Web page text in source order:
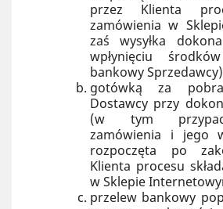
przez Klienta
zamówienia w
zaś wysyłka
wpłynięciu
bankowy
gotówką za
Dostawcy przy
(w tym
zamówienia i jego
rozpoczęta po
Klienta procesu
w Sklepie
przelew bankowy